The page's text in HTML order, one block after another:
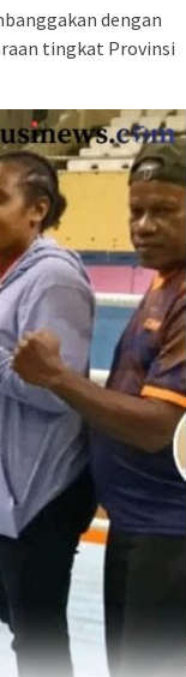
dengan
tingkat Provinsi